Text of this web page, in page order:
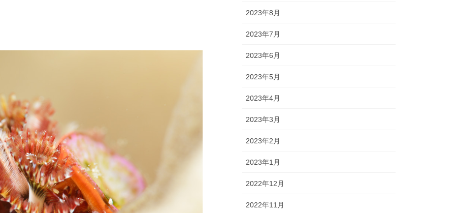
2023年8月
2023年7月
2023年6月
2023年5月
2023年4月
2023年3月
2023年2月
2023年1月
2022年12月
2022年11月